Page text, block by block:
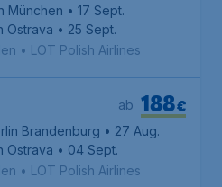
München • 17 Sept.
Ostrava • 25 Sept.
• LOT Polish Airlines
€
188
ab
Brandenburg • 27 Aug.
Ostrava • 04 Sept.
• LOT Polish Airlines